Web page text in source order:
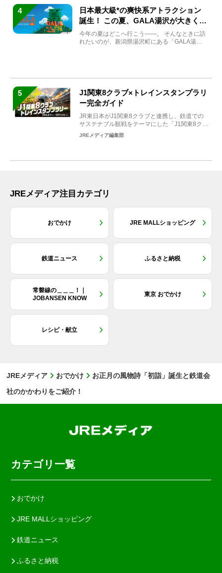
4
日本最大級*の爽快系アトラクション
誕生！ この夏、GALA湯沢が大きく生
まれ変わる
今年の夏はどこへ行こう――。 そんなときに訪
れたいのが、新潟県湯沢町にある「GALA湯
5
J1関東8クラブ×トレインスタンプラリ
ー完全ガイド
JR東日本がJ1関東8クラブと連携し、鉄道での
サステナブル観戦をテーマにした「J1関東8クラ
ブ×トレイン...
JREメディア編集部
JREメディア注目カテゴリ
おでかけ JRE MALLショッピング
鉄道ニュース ふるさと納税
常磐線の＿＿＿！｜
JOBANSEN KNOW
東京 おでかけ
レシピ・献立
JREメディア おでかけ
お正月の風物詩「初詣」誕生と鉄道会
社のかかわりをご紹介！
カテゴリ一覧
おでかけ
JRE MALLショッピング
鉄道ニュース
ふるさと納税